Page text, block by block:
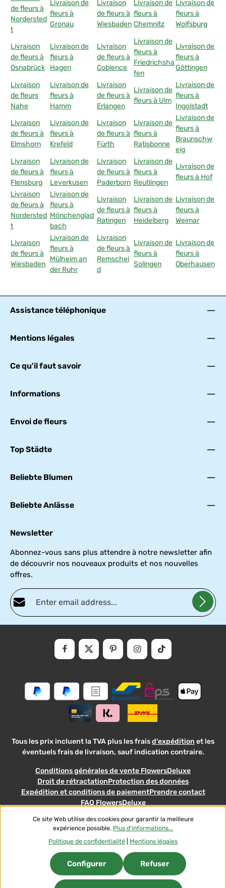
de fleurs à
Nordersted
t
Livraison de
fleurs à
Gronau
Livraison
de fleurs à
Wiesbaden
Livraison de
fleurs à
Chemnitz
Livraison de
fleurs à
Wolfsburg
Livraison
de fleurs à
Osnabrück
Livraison de
fleurs à
Hagen
Livraison
de fleurs à
Coblence
Livraison de
fleurs à
Friedrichsha
fen
Livraison de
fleurs à
Göttingen
Livraison
de fleurs
Nahe
Livraison de
fleurs à
Hamm
Livraison
de fleurs à
Erlangen
Livraison de
fleurs à Ulm
Livraison de
fleurs à
Ingolstadt
Livraison
de fleurs à
Elmshorn
Livraison de
fleurs à
Krefeld
Livraison
de fleurs à
Fürth
Livraison de
fleurs à
Ratisbonne
Livraison de
fleurs à
Braunschw
eig
Livraison
de fleurs à
Flensburg
Livraison de
fleurs à
Leverkusen
Livraison
de fleurs à
Paderborn
Livraison de
fleurs à
Reutlingen
Livraison de
fleurs à Hof
Livraison
de fleurs à
Nordersted
t
Livraison de
fleurs à
Mönchenglad
bach
Livraison
de fleurs à
Ratingen
Livraison de
fleurs à
Heidelberg
Livraison de
fleurs à
Weimar
Livraison
de fleurs à
Wiesbaden
Livraison de
fleurs à
Mülheim an
der Ruhr
Livraison
de fleurs à
Remschei
d
Livraison de
fleurs à
Solingen
Livraison de
fleurs à
Oberhausen
Assistance téléphonique
Mentions légales
Ce qu'il faut savoir
Informations
Envoi de fleurs
Top Städte
Beliebte Blumen
Beliebte Anlässe
Newsletter
Abonnez-vous sans plus attendre à notre newsletter afin
de découvrir nos nouveaux produits et nos nouvelles
offres.
Adresse e-mail*
Politique de confidentialité
En sélectionnant Continuer, vous confirmez que vous avez lu nos
données
et que vous avez accepté nos
conditions
générales
Tous les prix incluent la TVA plus les fraisd'expédition et les
éventuels frais de livraison, sauf indication contraire.
© 2026 Flowers-Deluxe - with byZenit Design
Conditions générales de vente FlowersDeluxe
Droit de rétractationProtection des données
Expédition et conditions de paiementPrendre contact
FAQ FlowersDeluxe
Ce site Web utilise des cookies pour garantir la meilleure
expérience possible. Plus d'informations...
Politique de confidentialité
Mentions légales
Refuser
Configurer